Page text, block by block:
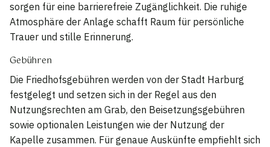
sorgen für eine barrierefreie Zugänglichkeit. Die ruhige
Atmosphäre der Anlage schafft Raum für persönliche
Trauer und stille Erinnerung.
Gebühren
Die Friedhofsgebühren werden von der Stadt Harburg
festgelegt und setzen sich in der Regel aus den
Nutzungsrechten am Grab, den Beisetzungsgebühren
sowie optionalen Leistungen wie der Nutzung der
Kapelle zusammen. Für genaue Auskünfte empfiehlt sich